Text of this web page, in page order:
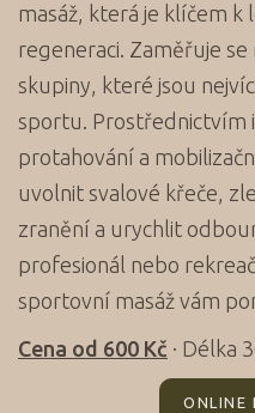
masáž, která je klíčem
regeneraci. Zaměřuje se
skupiny, které jsou
sportu. Prostřednictvím
protahování a
uvolnit svalové křeče,
zranění a urychlit
profesionál nebo
sportovní masáž vám
Cena od 600 Kč · Délka
ONLINE